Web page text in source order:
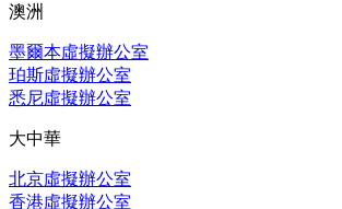
澳洲
墨爾本虛擬辦公室
珀斯虛擬辦公室
悉尼虛擬辦公室
大中華
北京虛擬辦公室
香港虛擬辦公室